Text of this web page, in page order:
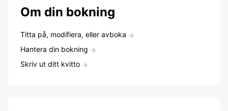
Om din bokning
Titta på, modifiera, eller avboka
Hantera din bokning
Skriv ut ditt kvitto